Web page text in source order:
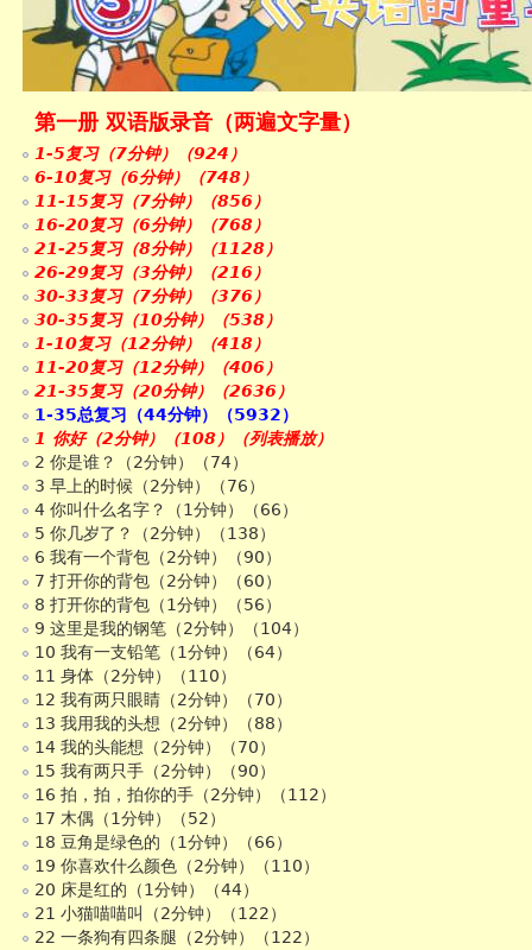
第一册 双语版录音（两遍文字量）
1-5复习（7分钟）（924）
6-10复习（6分钟）（748）
11-15复习（7分钟）（856）
16-20复习（6分钟）（768）
21-25复习（8分钟）（1128）
26-29复习（3分钟）（216）
30-33复习（7分钟）（376）
30-35复习（10分钟）（538）
1-10复习（12分钟）（418）
11-20复习（12分钟）（406）
21-35复习（20分钟）（2636）
1-35总复习（44分钟）（5932）
1 你好（2分钟）（108）（列表播放）
2 你是谁？（2分钟）（74）
3 早上的时候（2分钟）（76）
4 你叫什么名字？（1分钟）（66）
5 你几岁了？（2分钟）（138）
6 我有一个背包（2分钟）（90）
7 打开你的背包（2分钟）（60）
8 打开你的背包（1分钟）（56）
9 这里是我的钢笔（2分钟）（104）
10 我有一支铅笔（1分钟）（64）
11 身体（2分钟）（110）
12 我有两只眼睛（2分钟）（70）
13 我用我的头想（2分钟）（88）
14 我的头能想（2分钟）（70）
15 我有两只手（2分钟）（90）
16 拍，拍，拍你的手（2分钟）（112）
17 木偶（1分钟）（52）
18 豆角是绿色的（1分钟）（66）
19 你喜欢什么颜色（2分钟）（110）
20 床是红的（1分钟）（44）
21 小猫喵喵叫（2分钟）（122）
22 一条狗有四条腿（2分钟）（122）